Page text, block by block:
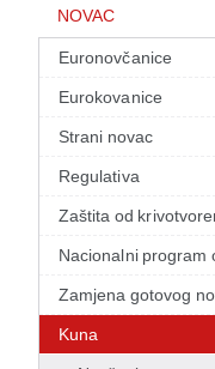
NOVAC
Euronovčanice
Eurokovanice
Strani novac
Regulativa
Zaštita od
Nacionalni program
Zamjena gotovog
Kuna